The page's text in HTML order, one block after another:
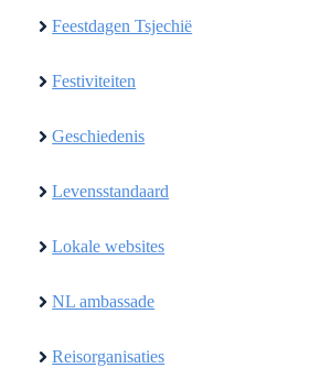
Feestdagen Tsjechië
Festiviteiten
Geschiedenis
Levensstandaard
Lokale websites
NL ambassade
Reisorganisaties